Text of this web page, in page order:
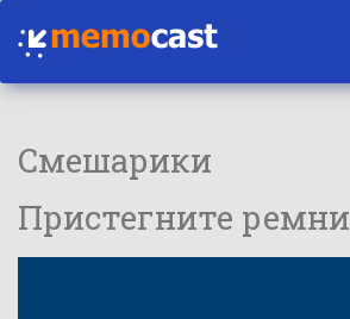
Смешарики
Пристегните ремни